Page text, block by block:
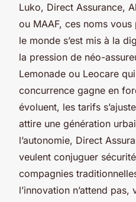
Luko, Direct Assurance,
ou MAAF, ces noms
le monde s’est mis à la
la pression de néo-
Lemonade ou Leocare
concurrence gagne en
évoluent, les tarifs
attire une génération
l’autonomie, Direct
veulent conjuguer
compagnies
l’innovation n’attend